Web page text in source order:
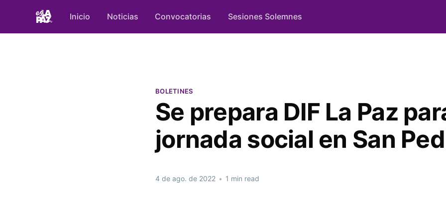
Inicio Noticias Convocatorias Sesiones Solemnes
BOLETINES
Se prepara DIF La Paz
jornada social en San
4 de ago. de 2022 • 1 min read